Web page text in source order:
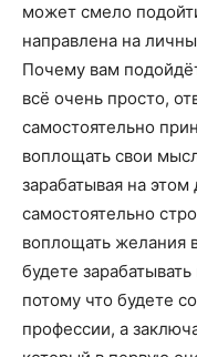
может смело
направлена на
Почему вам
всё очень просто,
самостоятельно
воплощать свои
зарабатывая на
самостоятельно
воплощать желания
будете
потому что будете
профессии, а